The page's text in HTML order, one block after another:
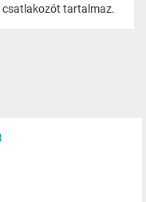
csatlakozót tartalmaz.